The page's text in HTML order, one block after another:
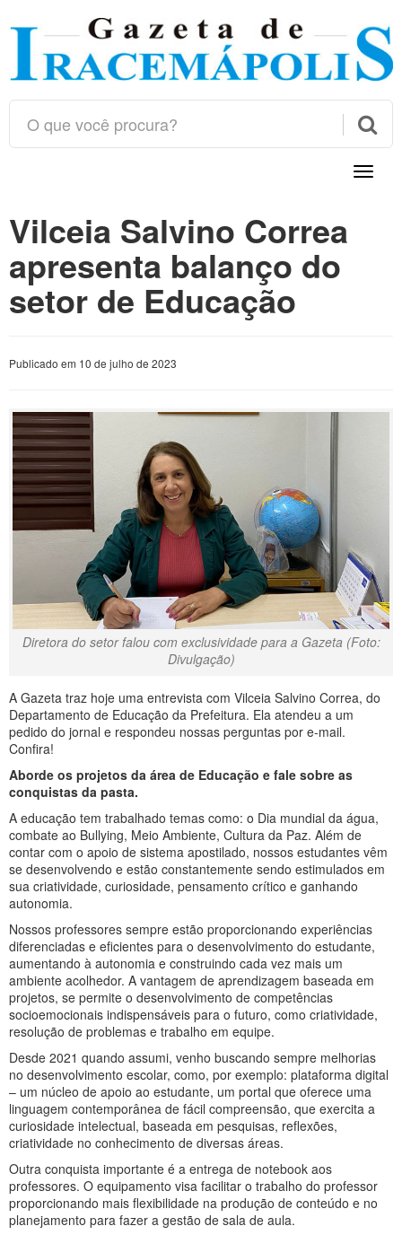

Toggle
Vilceia Salvino Correa
apresenta balanço do
setor de Educação
Publicado em 10 de julho de 2023
Diretora do setor falou com exclusividade para a Gazeta (Foto:
Divulgação)
A Gazeta traz hoje uma entrevista com Vilceia Salvino Correa, do
Departamento de Educação da Prefeitura. Ela atendeu a um
pedido do jornal e respondeu nossas perguntas por e-mail.
Confira!
Aborde os projetos da área de Educação e fale sobre as
conquistas da pasta.
A educação tem trabalhado temas como: o Dia mundial da água,
combate ao Bullying, Meio Ambiente, Cultura da Paz. Além de
contar com o apoio de sistema apostilado, nossos estudantes vêm
se desenvolvendo e estão constantemente sendo estimulados em
sua criatividade, curiosidade, pensamento crítico e ganhando
autonomia.
Nossos professores sempre estão proporcionando experiências
diferenciadas e eficientes para o desenvolvimento do estudante,
aumentando à autonomia e construindo cada vez mais um
ambiente acolhedor. A vantagem de aprendizagem baseada em
projetos, se permite o desenvolvimento de competências
socioemocionais indispensáveis para o futuro, como criatividade,
resolução de problemas e trabalho em equipe.
Desde 2021 quando assumi, venho buscando sempre melhorias
no desenvolvimento escolar, como, por exemplo: plataforma digital
– um núcleo de apoio ao estudante, um portal que oferece uma
linguagem contemporânea de fácil compreensão, que exercita a
curiosidade intelectual, baseada em pesquisas, reflexões,
criatividade no conhecimento de diversas áreas.
Outra conquista importante é a entrega de notebook aos
professores. O equipamento visa facilitar o trabalho do professor
proporcionando mais flexibilidade na produção de conteúdo e no
planejamento para fazer a gestão de sala de aula.